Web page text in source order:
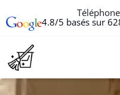
4.8/5 basés sur